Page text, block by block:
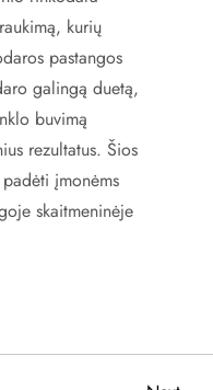
kurių
pastangos
galingą duetą,
buvimą
rezultatus. Šios
įmonėms
skaitmeninėje